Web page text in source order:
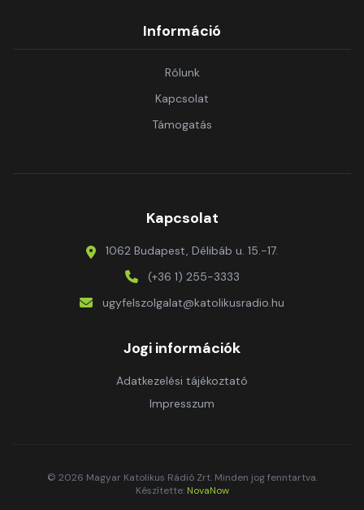
Információ
Rólunk
Kapcsolat
Támogatás
Kapcsolat
1062 Budapest, Délibáb u. 15.-17.
(+36 1) 255-3333
ugyfelszolgalat@katolikusradio.hu
Jogi információk
Adatkezelési tájékoztató
Impresszum
© 2026 Magyar Katolikus Rádió Zrt. Minden jog fenntartva.
Készítette: NovaNow